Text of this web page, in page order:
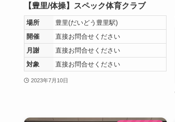
【豊里/体操】スペック体育クラブ
場所
豊里(だいどう豊里駅)
開催
直接お問合せください
月謝
直接お問合せください
対象
直接お問合せください
2023年7月10日